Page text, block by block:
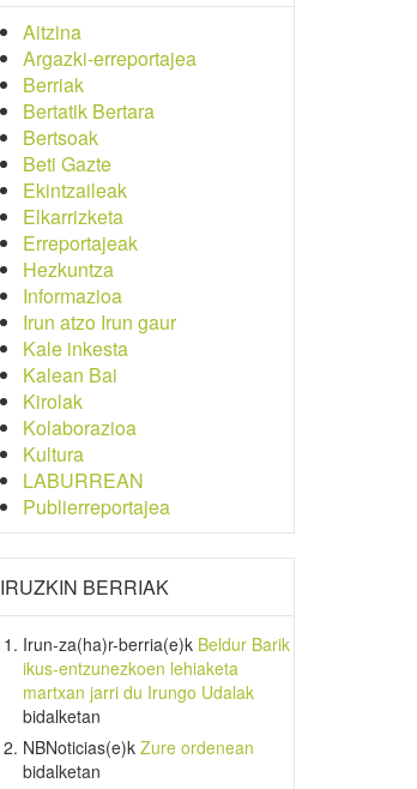
Aitzina
Argazki-erreportajea
Berriak
Bertatik Bertara
Bertsoak
Beti Gazte
Ekintzaileak
Elkarrizketa
Erreportajeak
Hezkuntza
Informazioa
Irun atzo Irun gaur
Kale inkesta
Kalean Bai
Kirolak
Kolaborazioa
Kultura
LABURREAN
Publierreportajea
IRUZKIN BERRIAK
Irun-za(ha)r-berria(e)k Beldur Barik
ikus-entzunezkoen lehiaketa
martxan jarri du Irungo Udalak
bidalketan
NBNoticias(e)k Zure ordenean
bidalketan